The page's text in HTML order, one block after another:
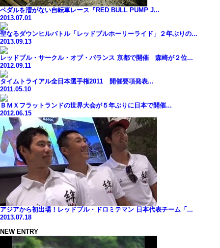
ペダルを漕がない自転車レース『RED BULL PUMP J...
2013.07.01
聖なるダウンヒルバトル「レッドブルホーリーライド」２年ぶりの...
2013.09.13
レッドブル・サークル・オブ・バランス 京都で開催 森崎が２位...
2012.09.11
タイムトライアル全日本選手権2011 開催要項発表...
2011.05.10
ＢＭＸフラットランドの世界大会が５年ぶりに日本で開催...
2012.06.15
アジアから初出場！レッドブル・ドロミテマン 日本代表チーム「...
2013.07.18
NEW ENTRY